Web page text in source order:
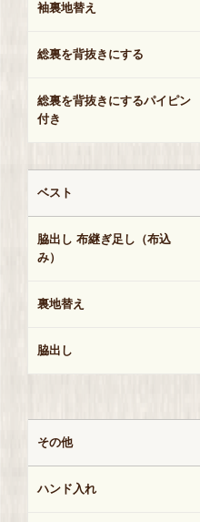
袖裏地替え
総裏を背抜きにする
総裏を背抜きにするパイピン
付き
ベスト
脇出し 布継ぎ足し（布込
み）
裏地替え
脇出し
その他
ハンド入れ